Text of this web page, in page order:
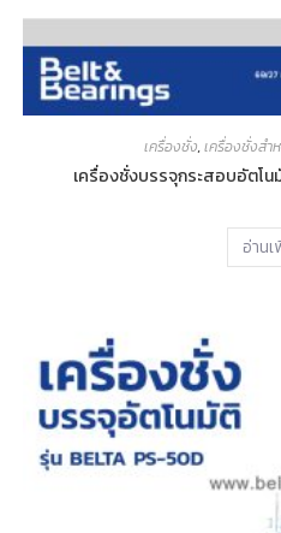
เครื่องชั่ง,เครื่องชั่งสำ
เครื่องชั่งบรรจุกระสอบอัตโน
อ่าน